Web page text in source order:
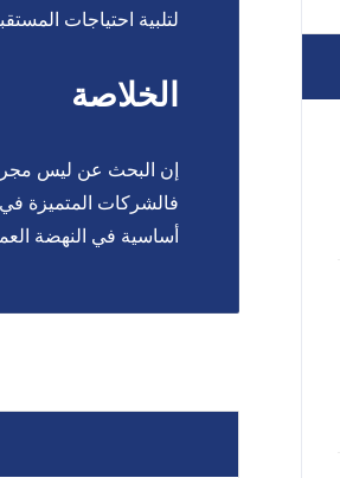
لتلبية احتياجات
الخلاصة
إن البحث عن ليس مجرد
فالشركات المتميزة في
أساسية في النهضة